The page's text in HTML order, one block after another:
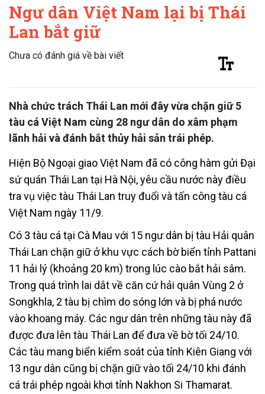
Ngư dân Việt Nam lại bị Thái
Lan bắt giữ
Chưa có đánh giá về bài viết
Nhà chức trách Thái Lan mới đây vừa chặn giữ 5
tàu cá Việt Nam cùng 28 ngư dân do xâm phạm
lãnh hải và đánh bắt thủy hải sản trái phép.
Hiện Bộ Ngoại giao Việt Nam đã có công hàm gửi Đại
sứ quán Thái Lan tại Hà Nội, yêu cầu nước này điều
tra vụ việc tàu Thái Lan truy đuổi và tấn công tàu cá
Việt Nam ngày 11/9.
Có 3 tàu cá tại Cà Mau với 15 ngư dân bị tàu Hải quân
Thái Lan chặn giữ ở khu vực cách bờ biển tỉnh Pattani
11 hải lý (khoảng 20 km) trong lúc cào bắt hải sâm.
Trong quá trình lai dắt về căn cứ hải quân Vùng 2 ở
Songkhla, 2 tàu bị chìm do sóng lớn và bị phá nước
vào khoang máy. Các ngư dân trên những tàu này đã
được đưa lên tàu Thái Lan để đưa về bờ tối 24/10.
Các tàu mang biển kiểm soát của tỉnh Kiên Giang với
13 ngư dân cũng bị chặn giữ vào tối 24/10 khi đánh
cá trái phép ngoài khơi tỉnh Nakhon Si Thamarat.